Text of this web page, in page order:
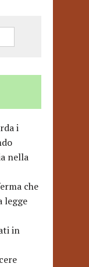
i
nella
che
legge
in